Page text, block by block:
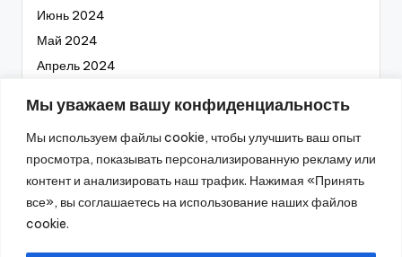
Мы уважаем вашу конфиденциальность
Мы используем файлы cookie, чтобы улучшить ваш опыт
просмотра, показывать персонализированную рекламу или
контент и анализировать наш трафик. Нажимая «Принять
все», вы соглашаетесь на использование наших файлов
cookie.
Июнь 2024
Май 2024
Апрель 2024
Февраль 2024
Январь 2024
Декабрь 2023
Октябрь 2023